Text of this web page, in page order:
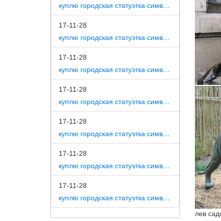
куплю городская статуэтка символ собака как вид изобразительного искусства
17-11-28
куплю городская статуэтка символ собака на постаменте
17-11-28
куплю городская статуэтка символ собака в романской скульптуре
17-11-28
куплю городская статуэтка символ собака в царском селе
17-11-28
куплю городская статуэтка символ собака в движении 7 класс
17-11-28
куплю городская статуэтка символ собака в скульптуре древней греции
17-11-28
куплю городская статуэтка символ собака в школе искусств
лев